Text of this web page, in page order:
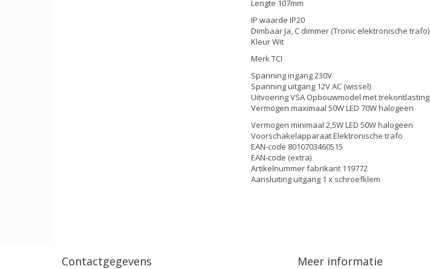
Lengte 107mm
IP waarde IP20
Dimbaar Ja, C dimmer (Tronic elektronische trafo)
Kleur Wit
Merk TCI
Spanning ingang 230V
Spanning uitgang 12V AC (wissel)
Uitvoering VSA Opbouwmodel met trekontlasting
Vermogen maximaal 50W LED 70W halogeen
Vermogen minimaal 2,5W LED 50W halogeen
Voorschakelapparaat Elektronische trafo
EAN-code 8010703460515
EAN-code (extra)
Artikelnummer fabrikant 119772
Aansluiting uitgang 1 x schroefklem
Contactgegevens Meer informatie